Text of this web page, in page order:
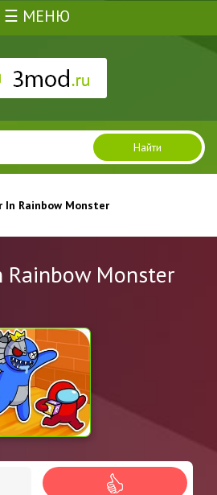
☰ МЕНЮ
Найти
In Rainbow Monster
Rainbow Monster